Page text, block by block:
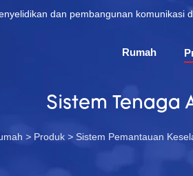
dan pembangunan komunikasi
Rumah
Sistem Tenaga
> Produk > Sistem Pemantauan